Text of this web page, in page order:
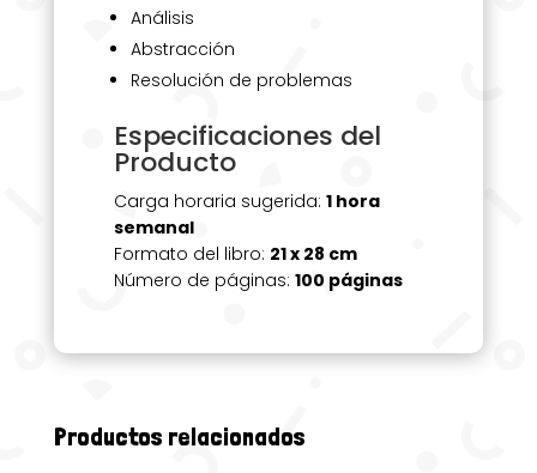
Análisis
Abstracción
Resolución de problemas
Especificaciones del
Producto
Carga horaria sugerida: 1 hora
semanal
Formato del libro: 21 x 28 cm
Número de páginas: 100 páginas
Productos relacionados